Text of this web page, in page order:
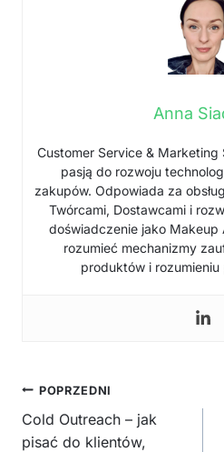
Anna
Customer Service & Marketing
pasją do rozwoju
zakupów. Odpowiada za
Twórcami, Dostawcami i
doświadczenie jako Makeup
rozumieć mechanizmy
produktów i
Nawigacja
wpisu
POPRZEDNI
Cold Outreach – jak
pisać do klientów,